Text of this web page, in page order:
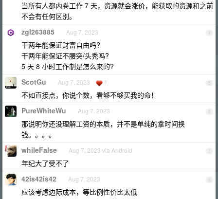
当所有人都内卷工作 7 天，资源就会涨价，能获取的资源和之前
不会有任何区别。
4
zgl263885 Aug 7, 2023
干两年能保证财富自由吗?
干两年能保证不腰突/头秃吗?
5 天 8 小时工作制是怎么来的?
5
ScotGu Aug 7, 2023 1
不如直接点，你说个数，看够不够买我的命！
6
PureWhiteWu Aug 7, 2023
那说明你还没理解工资的本质，并不是单纯的拿时间换
钱。。。。
7
whileFalse Aug 7, 2023 via Android
年纪大了受不了
8
42is42is42 Aug 7, 2023
应该考虑边际成本，等比例性价比太低